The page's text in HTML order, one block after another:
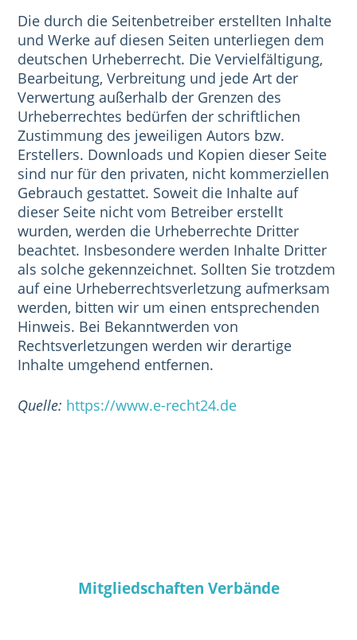
Die durch die Seitenbetreiber erstellten Inhalte
und Werke auf diesen Seiten unterliegen dem
deutschen Urheberrecht. Die Vervielfältigung,
Bearbeitung, Verbreitung und jede Art der
Verwertung außerhalb der Grenzen des
Urheberrechtes bedürfen der schriftlichen
Zustimmung des jeweiligen Autors bzw.
Erstellers. Downloads und Kopien dieser Seite
sind nur für den privaten, nicht kommerziellen
Gebrauch gestattet. Soweit die Inhalte auf
dieser Seite nicht vom Betreiber erstellt
wurden, werden die Urheberrechte Dritter
beachtet. Insbesondere werden Inhalte Dritter
als solche gekennzeichnet. Sollten Sie trotzdem
auf eine Urheberrechtsverletzung aufmerksam
werden, bitten wir um einen entsprechenden
Hinweis. Bei Bekanntwerden von
Rechtsverletzungen werden wir derartige
Inhalte umgehend entfernen.
Quelle: https://www.e-recht24.de
Mitgliedschaften Verbände